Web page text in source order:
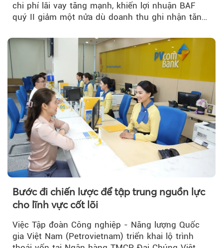
Theo
chi phí lãi vay tăng mạnh, khiến lợi nhuận BAF
quý II giảm một nửa dù doanh thu ghi nhận tăng
Bước đi chiến lược để tập trung nguồn lực
cho lĩnh vực cốt lõi
Việc Tập đoàn Công nghiệp - Năng lượng Quốc
gia Việt Nam (Petrovietnam) triển khai lộ trình